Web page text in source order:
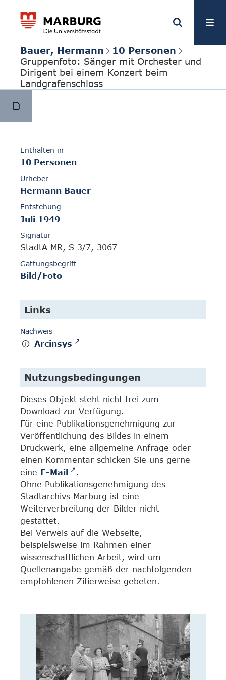
Bauer, Hermann
10 Personen
Gruppenfoto: Sänger mit Orchester und
Dirigent bei einem Konzert beim
Landgrafenschloss
Enthalten in
10 Personen
Urheber
Hermann Bauer
Entstehung
Juli 1949
Signatur
StadtA MR, S 3/7, 3067
Gattungsbegriff
Bild/Foto
Links
Nachweis
Arcinsys
Nutzungsbedingungen
Dieses Objekt steht nicht frei zum
Download zur Verfügung.
Für eine Publikationsgenehmigung zur
Veröffentlichung des Bildes in einem
Druckwerk, eine allgemeine Anfrage oder
einen Kommentar schicken Sie uns gerne
eine E-Mail
.
Ohne Publikationsgenehmigung des
Stadtarchivs Marburg ist eine
Weiterverbreitung der Bilder nicht
gestattet.
Bei Verweis auf die Webseite,
beispielsweise im Rahmen einer
wissenschaftlichen Arbeit, wird um
Quellenangabe gemäß der nachfolgenden
empfohlenen Zitierweise gebeten.